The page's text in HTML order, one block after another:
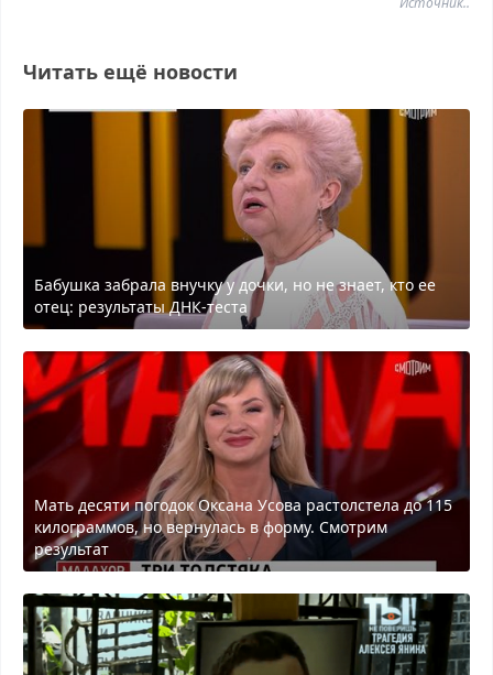
Читать ещё новости
Бабушка забрала внучку у дочки, но не знает, кто ее
отец: результаты ДНК-теста
Мать десяти погодок Оксана Усова растолстела до 115
килограммов, но вернулась в форму. Смотрим
результат